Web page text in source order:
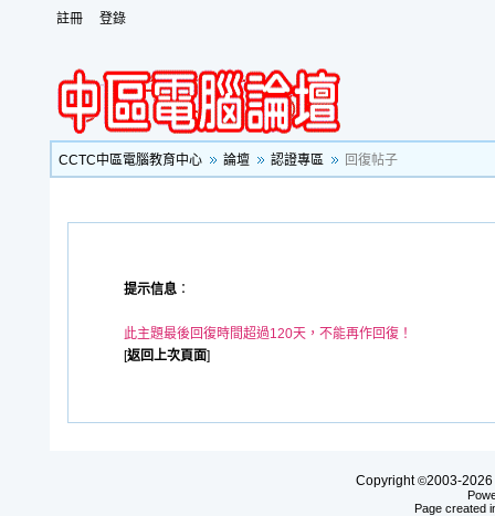
註冊 登錄
CCTC中區電腦教育中心 論壇 認證專區 回復帖子
提示信息 ：
此主題最後回復時間超過120天，不能再作回復！
[返回上次頁面]
Copyright©2003-2026
Page created